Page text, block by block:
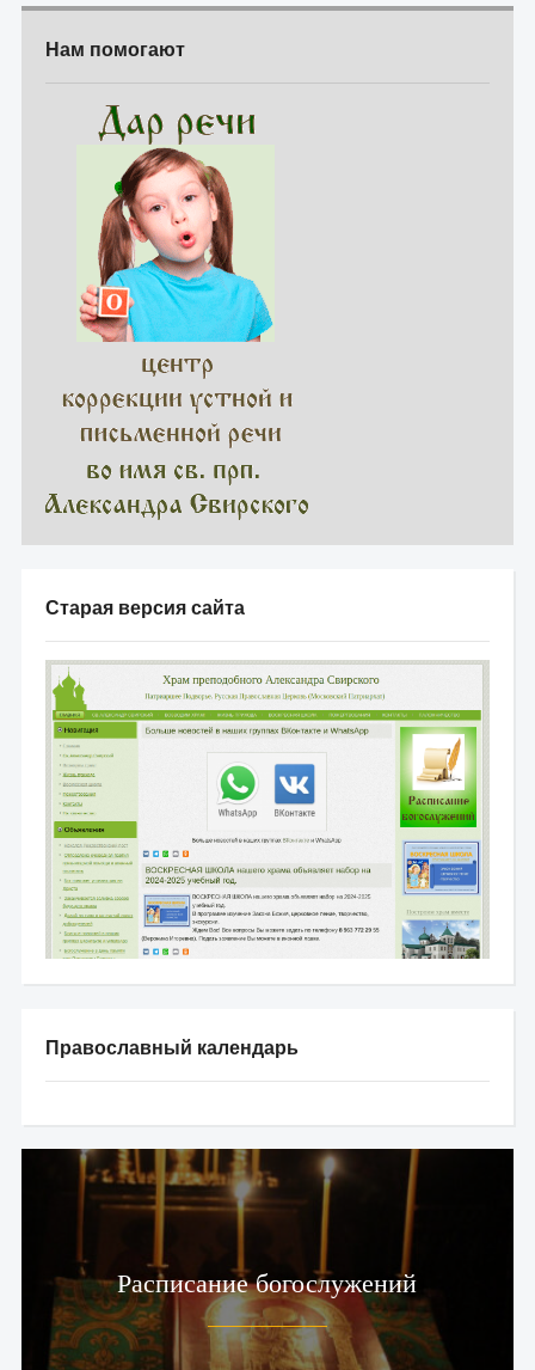
Нам помогают
Старая версия сайта
Православный календарь
Расписание богослужений